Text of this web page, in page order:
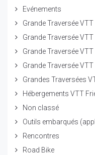
Evénements
Grande Traversée VTT
Grande Traversée
Grande Traversée
Grande Traversée VTT
Grandes Traversées
Hébergements VTT
Non classé
Outils embarqués
Rencontres
Road Bike